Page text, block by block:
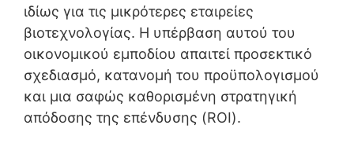
ιδίως για τις μικρότερες εταιρείες
βιοτεχνολογίας. Η υπέρβαση αυτού του
οικονομικού εμποδίου απαιτεί προσεκτικό
σχεδιασμό, κατανομή του προϋπολογισμού
και μια σαφώς καθορισμένη στρατηγική
απόδοσης της επένδυσης (ROI).